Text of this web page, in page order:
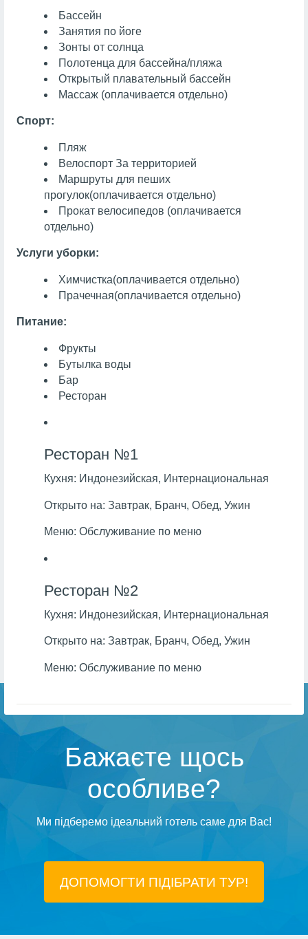
Бассейн
Занятия по йоге
Зонты от солнца
Полотенца для бассейна/пляжа
Открытый плавательный бассейн
Массаж (оплачивается отдельно)
Спорт:
Пляж
ВелоспортЗа территорией
Маршруты для пеших
прогулок(оплачивается отдельно)
Прокат велосипедов (оплачивается
отдельно)
Услуги уборки:
Химчистка(оплачивается отдельно)
Прачечная(оплачивается отдельно)
Питание:
Фрукты
Бутылка воды
Бар
Ресторан
Ресторан №1
Кухня: Индонезийская, Интернациональная
Открыто на: Завтрак, Бранч, Обед, Ужин
Меню: Обслуживание по меню
Ресторан №2
Кухня: Индонезийская, Интернациональная
Открыто на: Завтрак, Бранч, Обед, Ужин
Меню: Обслуживание по меню
Бажаєте щось
особливе?
Ми підберемо ідеальний готель саме для Вас!
ДОПОМОГТИ ПІДIБРАТИ ТУР!